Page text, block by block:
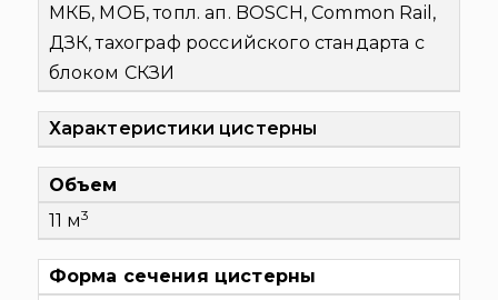
МКБ, МОБ, топл. ап. BOSCH, Common Rail,
ДЗК, тахограф российского стандарта с
блоком СКЗИ
Характеристики цистерны
Объем
11 м3
Форма сечения цистерны